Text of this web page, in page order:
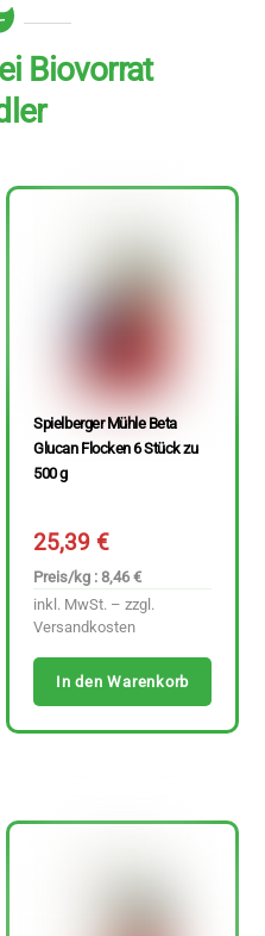
Biovorrat
Spielberger Mühle Beta
Glucan Flocken 6 Stück zu
500 g
25,39€
Preis/kg : 8,46 €
inkl. MwSt. – zzgl.
Versandkosten
In den Warenkorb